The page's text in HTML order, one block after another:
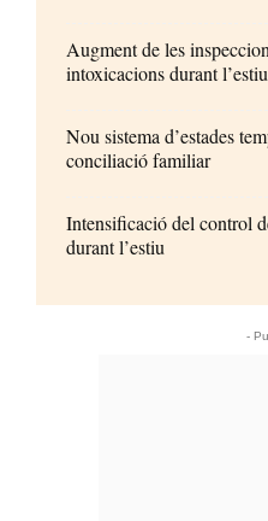
Augment de les
intoxicacions durant l’estiu
Nou sistema d’estades
conciliació familiar
Intensificació del control
durant l’estiu
-